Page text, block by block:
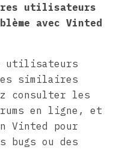
utilisateurs
avec Vinted
utilisateurs
similaires
consulter les
en ligne, et
Vinted pour
ou des